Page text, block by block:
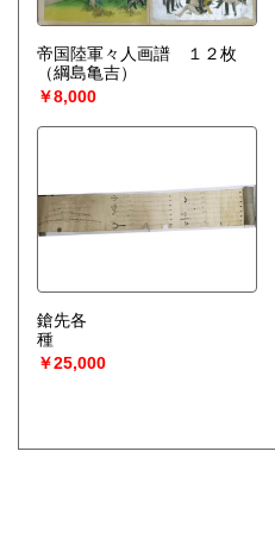
帝国陸軍々人画譜 １２枚
（綱島亀吉）
￥8,000
鎗先各
種
￥25,000